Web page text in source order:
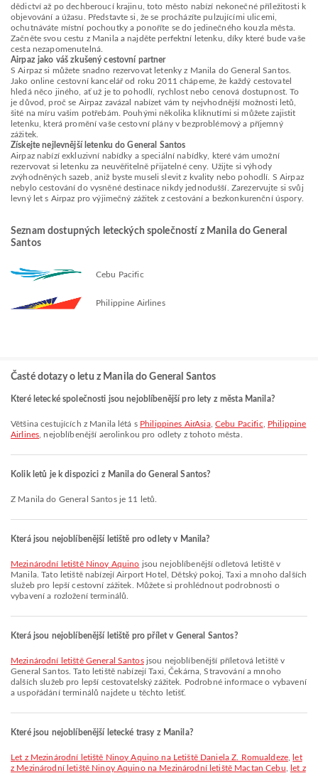
dědictví až po dechberoucí krajinu, toto město nabízí nekonečné příležitosti k
objevování a úžasu. Představte si, že se procházíte pulzujícími ulicemi,
ochutnáváte místní pochoutky a ponoříte se do jedinečného kouzla města.
Začněte svou cestu z Manila a najděte perfektní letenku, díky které bude vaše
cesta nezapomenutelná.
Airpaz jako váš zkušený cestovní partner
S Airpaz si můžete snadno rezervovat letenky z Manila do General Santos.
Jako online cestovní kancelář od roku 2011 chápeme, že každý cestovatel
hledá něco jiného, ať už je to pohodlí, rychlost nebo cenová dostupnost. To
je důvod, proč se Airpaz zavázal nabízet vám ty nejvhodnější možnosti letů,
šité na míru vašim potřebám. Pouhými několika kliknutími si můžete zajistit
letenku, která promění vaše cestovní plány v bezproblémový a příjemný
zážitek.
Získejte nejlevnější letenku do General Santos
Airpaz nabízí exkluzivní nabídky a speciální nabídky, které vám umožní
rezervovat si letenku za neuvěřitelně přijatelné ceny. Užijte si výhody
zvýhodněných sazeb, aniž byste museli slevit z kvality nebo pohodlí. S Airpaz
nebylo cestování do vysněné destinace nikdy jednodušší. Zarezervujte si svůj
levný let s Airpaz pro výjimečný zážitek z cestování a bezkonkurenční úspory.
Seznam dostupných leteckých společností z Manila do General
Santos
Cebu Pacific
Philippine Airlines
Časté dotazy o letu z Manila do General Santos
Které letecké společnosti jsou nejoblíbenější pro lety z města Manila?
Většina cestujících z Manila létá s Philippines AirAsia, Cebu Pacific
Philippine
Airlines , nejoblíbenější aerolinkou pro odlety z tohoto města.
Kolik letů je k dispozici z Manila do General Santos?
Z Manila do General Santos je 11 letů.
Která jsou nejoblíbenější letiště pro odlety v Manila?
Mezinárodní letiště Ninoy Aquino jsou nejoblíbenější odletová letiště v
Manila. Tato letiště nabízejí Airport Hotel, Dětský pokoj, Taxi a mnoho dalších
služeb pro lepší cestovní zážitek. Můžete si prohlédnout podrobnosti o
vybavení a rozložení terminálů.
Která jsou nejoblíbenější letiště pro přílet v General Santos?
Mezinárodní letiště General Santosjsou nejoblíbenější příletová letiště v
General Santos. Tato letiště nabízejí Taxi, Čekárna, Stravování a mnoho
dalších služeb pro lepší cestovatelský zážitek. Podrobné informace o vybavení
a uspořádání terminálů najdete u těchto letišť.
Které jsou nejoblíbenější letecké trasy z Manila?
let z Mezinárodní letiště Ninoy Aquino na Letiště Daniela Z. Romualdeze,
let
z Mezinárodní letiště Ninoy Aquino na Mezinárodní letiště Mactan Cebu
let z